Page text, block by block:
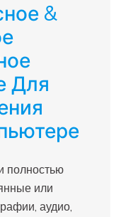
&
Для
полностью
или
аудио,